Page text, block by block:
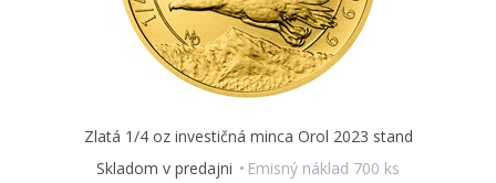
Zlatá 1/4 oz investičná minca Orol 2023 stand
Skladom v predajni
Emisný náklad 700 ks